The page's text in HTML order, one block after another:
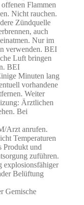
Flammen
Nicht rauchen.
Zündquelle
auch
Nur im
verwenden. BEI
Luft bringen
BEI
Minuten lang
vorhandene
Weiter
Ärztlichen
Bei
Arzt anrufen.
Temperaturen
Produkt und
zuführen.
explosionsfähiger
Belüftung
Gemische